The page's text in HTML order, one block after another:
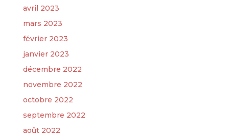
avril 2023
mars 2023
février 2023
janvier 2023
décembre 2022
novembre 2022
octobre 2022
septembre 2022
août 2022